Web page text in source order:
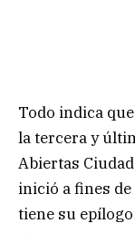
Todo indica
la tercera y
Abiertas
inició a fines
tiene su